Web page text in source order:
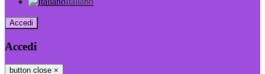
Accedi
Accedi
button close ×